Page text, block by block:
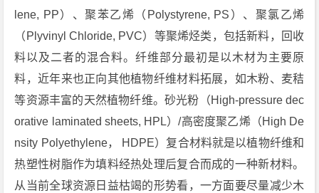
lene, PP）、聚苯乙烯（Polystyrene, PS）、聚氯乙烯
（Plyvinyl Chloride, PVC）等聚烯烃类，包括新料，回收
料以及二者的混合料。纤维部分最初是以木材为主要原
料，近年来也正向其他植物纤维材料拓展，如木粉、麦秸
等资源丰富的天然植物纤维。砂光粉（High-pressure dec
orative laminated sheets, HPL）/高密度聚乙烯（High De
nsity Polyethylene， HDPE）复合材料就是以植物纤维和
热塑性树脂作为填料经热处理后复合而成的一种新材料。
从当前全球资源日益枯竭的形势看，一方面要尽量减少木